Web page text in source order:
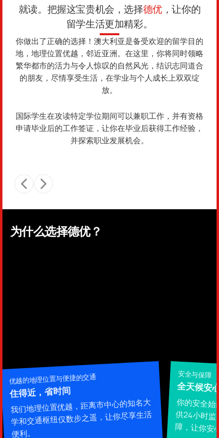
就读。把握这宝贵机会，选择德优，让你的
留学生活更加精彩。
你做出了正确的选择！澳大利亚是备受欢迎的留学目的
地，地理位置优越，邻近亚洲。在这里，你将同时领略
繁华都市的活力与令人惊叹的自然风光，结识志同道合
的朋友，尽情享受生活，在学业与个人成长上双双绽
放。
国际学生在攻读特定学位期间可以兼职工作，并有资格
申请毕业后的工作签证，让你在毕业后获得工作经验，
并探索职业发展机会。
Previous slide
Next slide
为什么选择德优？
优越的地理位置与便捷的交通
住得近，省时间
我们地理位置优越，距离市中心的知名大
学和交通枢纽仅数步之遥，让你尽享生活
便利。
安全与保障
全天候安
你的安全
供24小时
障，让你安